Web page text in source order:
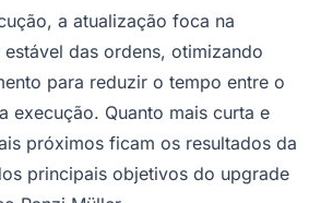
a atualização foca na
das ordens, otimizando
para reduzir o tempo entre o
execução. Quanto mais curta e
próximos ficam os resultados da
principais objetivos do upgrade